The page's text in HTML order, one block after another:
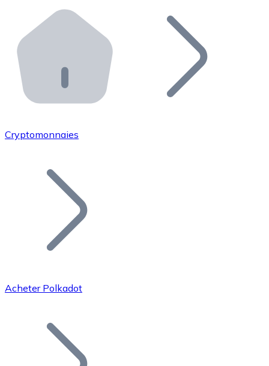
Distributeurs automatiques Bitnovo
Intégrez un ATM Bitnovo dans votre entreprise et
API Bitnovo
Intégrez notre API dans votre écosystème.
Rejoignez notre réseau de distributeurs et
Ajoutez le token de votre projet à notre service
Bitcoin
Cryptomonnaies
Acheter Polkadot